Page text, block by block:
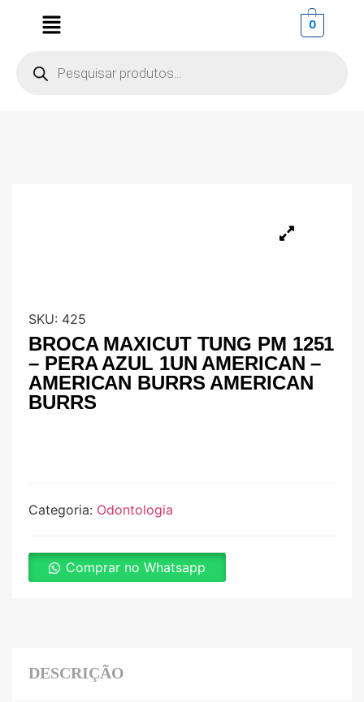
0
SKU: 425
BROCA MAXICUT TUNG PM 1251
– PERA AZUL 1UN AMERICAN –
AMERICAN BURRS AMERICAN
BURRS
Categoria: Odontologia
Comprar no Whatsapp
DESCRIÇÃO